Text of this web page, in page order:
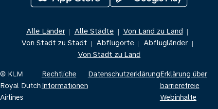
Alle Länder | Alle Städte | Von Land zu Land |
Von Stadt zu Stadt | Abflugorte | Abflugländer |
Von Stadt zu Land
© KLM
Royal Dutch
Airlines
Rechtliche
Informationen
DatenschutzerklärungErklärung über
barrierefreie
Webinhalte